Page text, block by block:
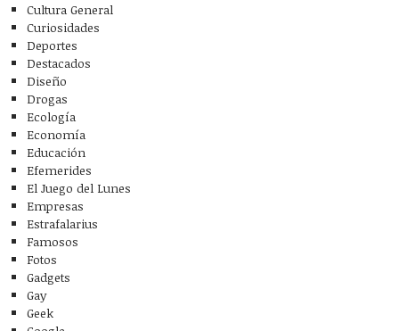
Cultura General
Curiosidades
Deportes
Destacados
Diseño
Drogas
Ecología
Economía
Educación
Efemerides
El Juego del Lunes
Empresas
Estrafalarius
Famosos
Fotos
Gadgets
Gay
Geek